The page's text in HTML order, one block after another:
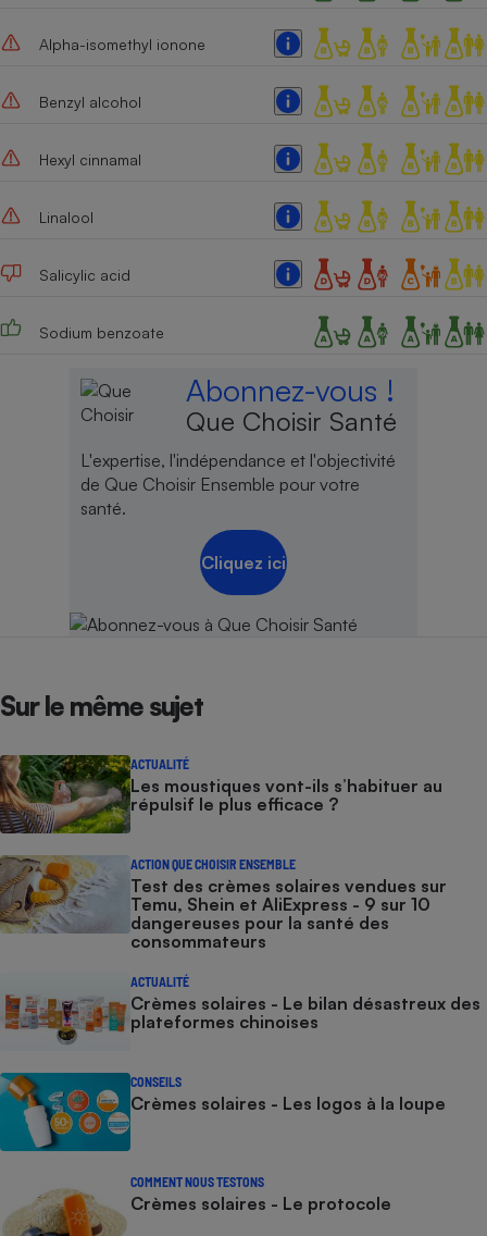
Alpha-isomethyl ionone
Benzyl alcohol
Hexyl cinnamal
Linalool
Salicylic acid
Sodium benzoate
Abonnez-vous !
Que Choisir Santé
L'expertise, l'indépendance et l'objectivité
de Que Choisir Ensemble pour votre
santé.
Cliquez ici
Sur le même sujet
ACTUALITÉ
Les moustiques vont-ils s’habituer au
répulsif le plus efficace ?
ACTION QUE CHOISIR ENSEMBLE
Test des crèmes solaires vendues sur
Temu, Shein et AliExpress - 9 sur 10
dangereuses pour la santé des
consommateurs
ACTUALITÉ
Crèmes solaires - Le bilan désastreux des
plateformes chinoises
CONSEILS
Crèmes solaires - Les logos à la loupe
COMMENT NOUS TESTONS
Crèmes solaires - Le protocole